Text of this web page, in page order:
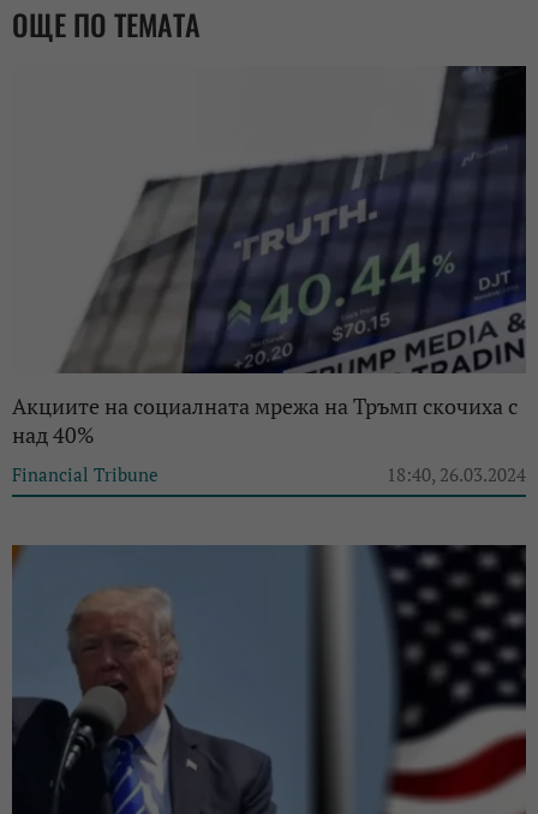
ОЩЕ ПО ТЕМАТА
Акциите на социалната мрежа на Тръмп скочиха с
над 40%
Financial Tribune 18:40, 26.03.2024